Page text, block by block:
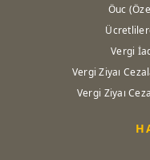
Öuc
Vergi
Vergi Ziyaı
Vergi Ziyaı